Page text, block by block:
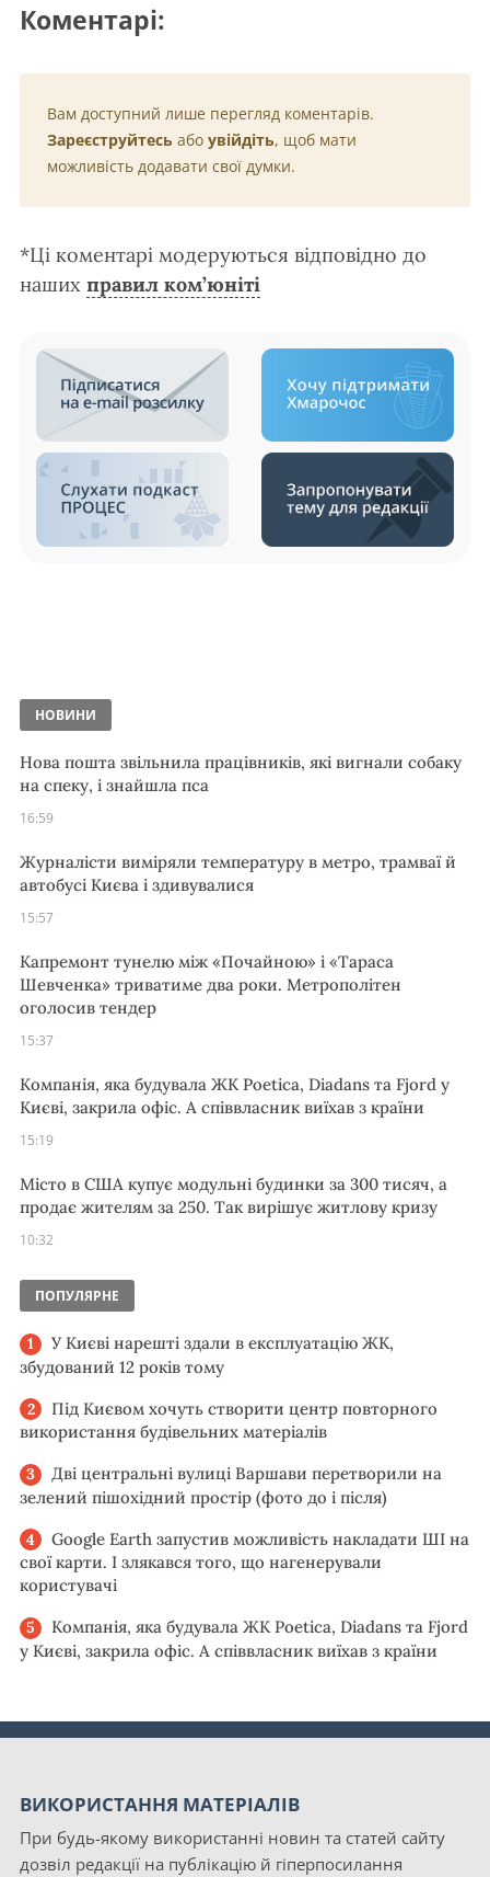
Коментарі:
Вам доступний лише перегляд коментарів.
Зареєструйтесь або увійдіть, щоб мати
можливість додавати свої думки.
*Ці коментарі модеруються відповідно до
наших правил ком’юніті
НОВИНИ
Нова пошта звільнила працівників, які вигнали собаку
на спеку, і знайшла пса
16:59
Журналісти виміряли температуру в метро, трамваї й
автобусі Києва і здивувалися
15:57
Капремонт тунелю між «Почайною» і «Тараса
Шевченка» триватиме два роки. Метрополітен
оголосив тендер
15:37
Компанія, яка будувала ЖК Poetica, Diadans та Fjord у
Києві, закрила офіс. А співвласник виїхав з країни
15:19
Місто в США купує модульні будинки за 300 тисяч, а
продає жителям за 250. Так вирішує житлову кризу
10:32
ПОПУЛЯРНЕ
У Києві нарешті здали в експлуатацію ЖК,
збудований 12 років тому
Під Києвом хочуть створити центр повторного
використання будівельних матеріалів
Дві центральні вулиці Варшави перетворили на
зелений пішохідний простір (фото до і після)
Google Earth запустив можливість накладати ШІ на
свої карти. І злякався того, що нагенерували
користувачі
Компанія, яка будувала ЖК Poetica, Diadans та Fjord
у Києві, закрила офіс. А співвласник виїхав з країни
ВИКОРИСТАННЯ МАТЕРІАЛІВ
При будь-якому використанні новин та статей сайту
дозвіл редакції на публікацію й гіперпосилання